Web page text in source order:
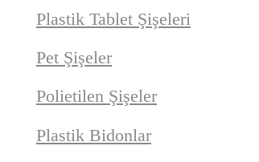
Plastik Tablet Şişeleri
Pet Şişeler
Polietilen Şişeler
Plastik Bidonlar